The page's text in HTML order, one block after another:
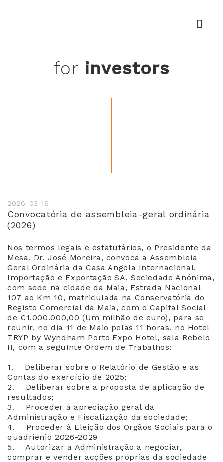
for investors
2026-03-16
Convocatória de assembleia-geral ordinária
(2026)
Nos termos legais e estatutários, o Presidente da
Mesa, Dr. José Moreira, convoca a Assembleia
Geral Ordinária da Casa Angola Internacional,
Importação e Exportação SA, Sociedade Anónima,
com sede na cidade da Maia, Estrada Nacional
107 ao Km 10, matriculada na Conservatória do
Registo Comercial da Maia, com o Capital Social
de €1.000.000,00 (Um milhão de euro), para se
reunir, no dia 11 de Maio pelas 11 horas, no Hotel
TRYP by Wyndham Porto Expo Hotel, sala Rebelo
II, com a seguinte Ordem de Trabalhos:
1. Deliberar sobre o Relatório de Gestão e as
Contas do exercício de 2025;
2. Deliberar sobre a proposta de aplicação de
resultados;
3. Proceder à apreciação geral da
Administração e Fiscalização da sociedade;
4. Proceder à Eleição dos Orgãos Sociais para o
quadriénio 2026-2029
5. Autorizar a Administração a negociar,
comprar e vender acções próprias da sociedade